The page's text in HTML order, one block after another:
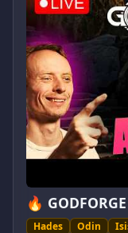
🔥
Hades Odin